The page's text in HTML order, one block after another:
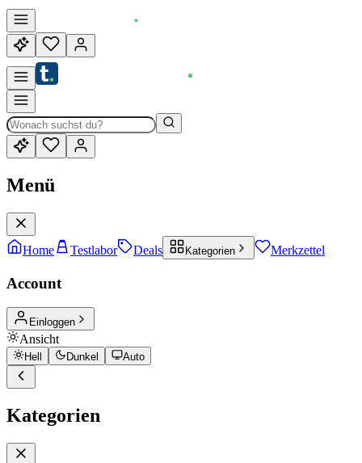
Menü
Home Testlabor Deals Kategorien Merkzettel
Account
Einloggen
Ansicht
Hell Dunkel Auto
Kategorien